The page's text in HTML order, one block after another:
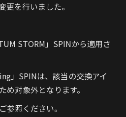
更を行いました。
STORM」SPINから適用さ
」SPINは、該当の交換アイ
め対象外となります。
参照ください。